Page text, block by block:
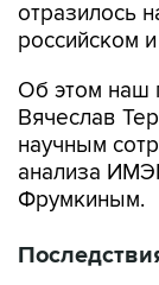
отразилось
российском
Об этом наш
Вячеслав
научным
анализа
Фрумкиным.